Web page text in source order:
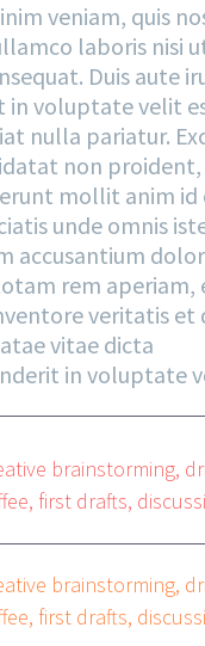
veniam, quis
laboris nisi
Duis aute
in voluptate velit
nulla pariatur.
non
mollit anim
unde omnis
accusantium
rem aperiam,
veritatis et
vitae dicta
in voluptate
brainstorming,
first drafts,
brainstorming,
first drafts,